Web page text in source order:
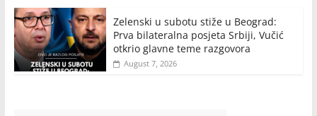
Zelenski u subotu stiže u Beograd:
Prva bilateralna posjeta Srbiji, Vučić
otkrio glavne teme razgovora
August 7, 2026